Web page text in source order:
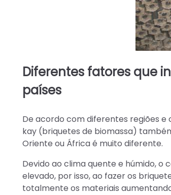
Diferentes fatores que
países
De acordo com diferentes regiões
kay (briquetes de biomassa)
Oriente ou África é muito diferente.
Devido ao clima quente e húmido, o
elevado, por isso, ao fazer os
totalmente os materiais